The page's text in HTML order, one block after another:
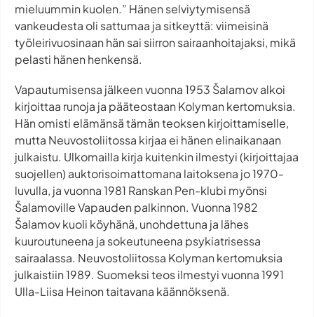
mieluummin kuolen.” Hänen selviytymisensä
vankeudesta oli sattumaa ja sitkeyttä: viimeisinä
työleirivuosinaan hän sai siirron sairaanhoitajaksi, mikä
pelasti hänen henkensä.
Vapautumisensa jälkeen vuonna 1953 Šalamov alkoi
kirjoittaa runoja ja pääteostaan Kolyman kertomuksia.
Hän omisti elämänsä tämän teoksen kirjoittamiselle,
mutta Neuvostoliitossa kirjaa ei hänen elinaikanaan
julkaistu. Ulkomailla kirja kuitenkin ilmestyi (kirjoittajaa
suojellen) auktorisoimattomana laitoksena jo 1970-
luvulla, ja vuonna 1981 Ranskan Pen-klubi myönsi
Šalamoville Vapauden palkinnon. Vuonna 1982
Šalamov kuoli köyhänä, unohdettuna ja lähes
kuuroutuneena ja sokeutuneena psykiatrisessa
sairaalassa. Neuvostoliitossa Kolyman kertomuksia
julkaistiin 1989. Suomeksi teos ilmestyi vuonna 1991
Ulla-Liisa Heinon taitavana käännöksenä.